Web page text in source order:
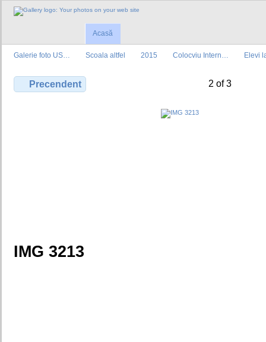
Acasă
Galerie foto US… Scoala altfel 2015 Colocviu Intern… Elevi
Precendent 2 of 3
IMG 3213